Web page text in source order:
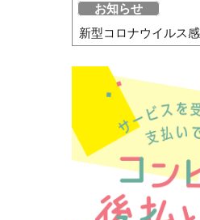
お知らせ
新型コロナウイルス